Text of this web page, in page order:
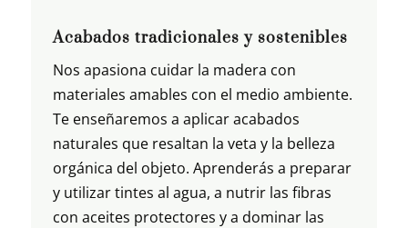
Acabados tradicionales y sostenibles
Nos apasiona cuidar la madera con
materiales amables con el medio ambiente.
Te enseñaremos a aplicar acabados
naturales que resaltan la veta y la belleza
orgánica del objeto. Aprenderás a preparar
y utilizar tintes al agua, a nutrir las fibras
con aceites protectores y a dominar las